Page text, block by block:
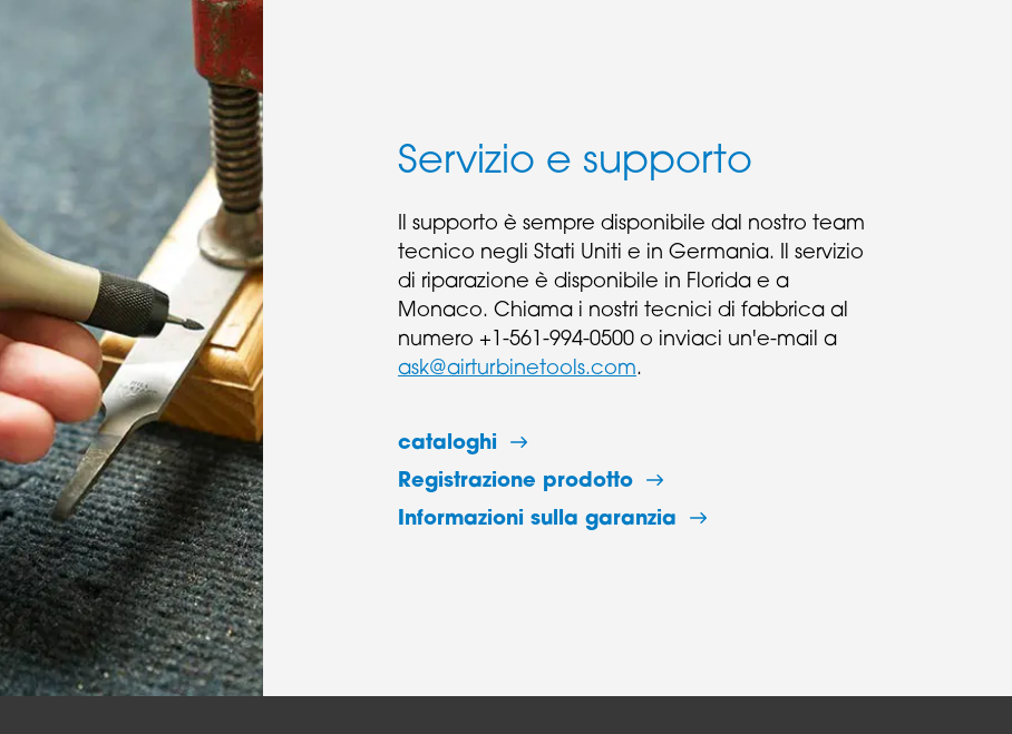
Servizio e supporto
Il supporto è sempre disponibile dal nostro team
tecnico negli Stati Uniti e in Germania. Il servizio
di riparazione è disponibile in Florida e a
Monaco. Chiama i nostri tecnici di fabbrica al
numero +1-561-994-0500 o inviaci un'e-mail a
ask@airturbinetools.com.
cataloghi
Registrazione prodotto
Informazioni sulla garanzia